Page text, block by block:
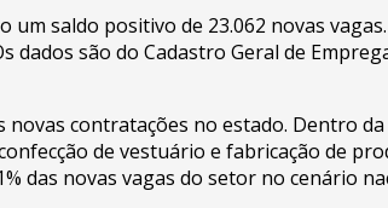
saldo positivo de 23.062 novas
dados são do Cadastro Geral de
contratações no estado. Dentro
de vestuário e fabricação de
das novas vagas do setor no cenário